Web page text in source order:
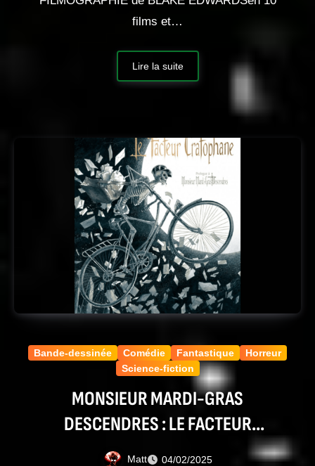
films et…
Lire la suite
Bande-dessinée Comédie Fantastique
Horreur
Science-fiction
MONSIEUR MARDI-GRAS
DESCENDRES : LE FACTEUR
CRATOPHANE
Matt 04/02/2025